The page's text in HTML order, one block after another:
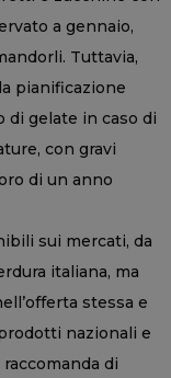
a gennaio,
Tuttavia,
pianificazione
di gelate in caso di
con gravi
di un anno
sui mercati, da
italiana, ma
stessa e
nazionali e
di